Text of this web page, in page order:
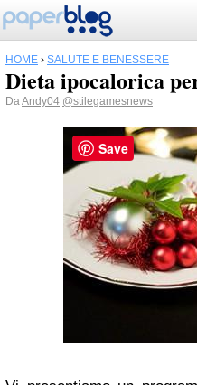
HOME › SALUTE E BENESSERE
Dieta ipocalorica
DaAndy04 @stilegamesnews
Save